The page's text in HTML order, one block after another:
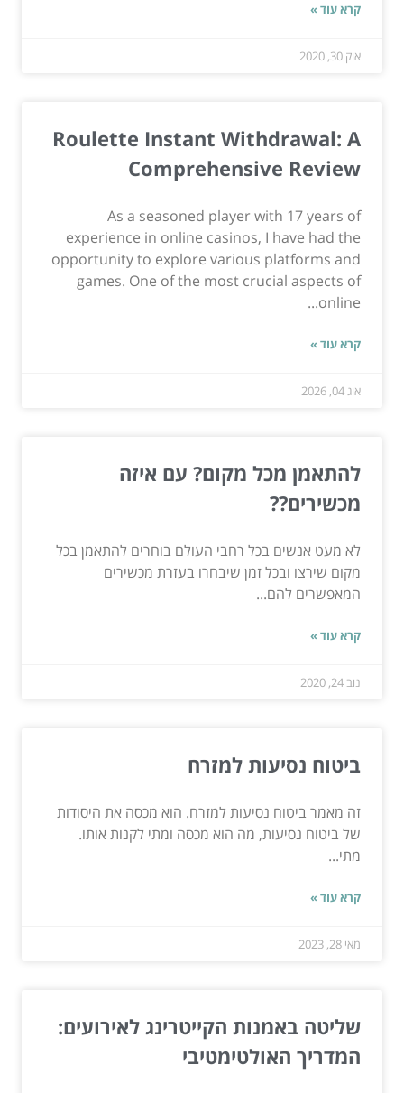
קרא עוד »
אוק 30, 2020
Roulette Instant Withdrawal: A
Comprehensive Review
As a seasoned player with 17 years of
experience in online casinos, I have had the
opportunity to explore various platforms and
games. One of the most crucial aspects of
online...
קרא עוד »
אוג 04, 2026
להתאמן מכל מקום? עם איזה
מכשירים??
לא מעט אנשים בכל רחבי העולם בוחרים להתאמן בכל
מקום שירצו ובכל זמן שיבחרו בעזרת מכשירים
המאפשרים להם...
קרא עוד »
נוב 24, 2020
ביטוח נסיעות למזרח
זה מאמר ביטוח נסיעות למזרח. הוא מכסה את היסודות
של ביטוח נסיעות, מה הוא מכסה ומתי לקנות אותו.
מתי...
קרא עוד »
מאי 28, 2023
שליטה באמנות הקייטרינג לאירועים:
המדריך האולטימטיבי